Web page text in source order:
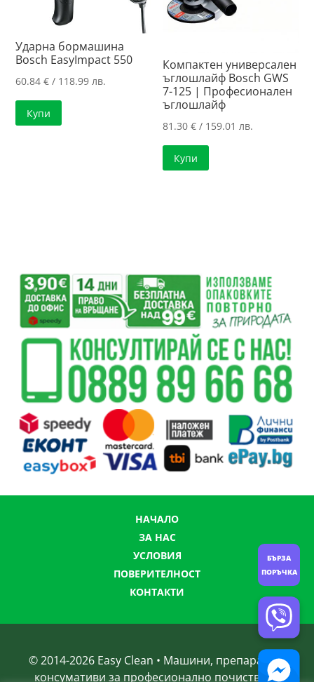
Ударна бормашина
Bosch EasyImpact 550
60.84€ / 118.99 лв.
Купи
Компактен универсален
ъглошлайф Bosch GWS
7-125 | Професионален
ъглошлайф
81.30€ / 159.01 лв.
Купи
НАЧАЛО
ЗА НАС
УСЛОВИЯ
ПОВЕРИТЕЛНОСТ
КОНТАКТИ
© 2014-2026 Easy Clean • Машини, препарати и
консумативи за професионално почистване
БЪРЗА
ПОРЪЧКА